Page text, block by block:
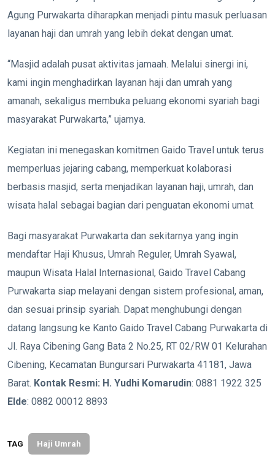
Agung Purwakarta diharapkan menjadi pintu masuk perluasan
layanan haji dan umrah yang lebih dekat dengan umat.
“Masjid adalah pusat aktivitas jamaah. Melalui sinergi ini,
kami ingin menghadirkan layanan haji dan umrah yang
amanah, sekaligus membuka peluang ekonomi syariah bagi
masyarakat Purwakarta,” ujarnya.
Kegiatan ini menegaskan komitmen Gaido Travel untuk terus
memperluas jejaring cabang, memperkuat kolaborasi
berbasis masjid, serta menjadikan layanan haji, umrah, dan
wisata halal sebagai bagian dari penguatan ekonomi umat.
Bagi masyarakat Purwakarta dan sekitarnya yang ingin
mendaftar Haji Khusus, Umrah Reguler, Umrah Syawal,
maupun Wisata Halal Internasional, Gaido Travel Cabang
Purwakarta siap melayani dengan sistem profesional, aman,
dan sesuai prinsip syariah. Dapat menghubungi dengan
datang langsung ke Kanto Gaido Travel Cabang Purwakarta di
Jl. Raya Cibening Gang Bata 2 No.25, RT 02/RW 01 Kelurahan
Cibening, Kecamatan Bungursari Purwakarta 41181, Jawa
Barat. Kontak Resmi: H. Yudhi Komarudin: 0881 1922 325
Elde: 0882 00012 8893
TAG Haji Umrah